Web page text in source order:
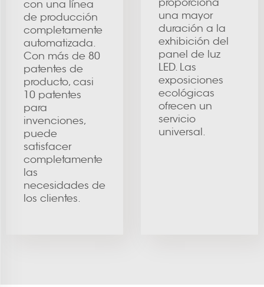
con una línea
de producción
completamente
automatizada.
Con más de 80
patentes de
producto, casi
10 patentes
para
invenciones,
puede
satisfacer
completamente
las
necesidades de
los clientes.
proporciona
una mayor
duración a la
exhibición del
panel de luz
LED. Las
exposiciones
ecológicas
ofrecen un
servicio
universal.